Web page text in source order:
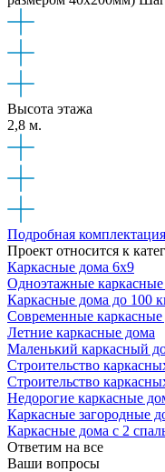
Высота этажа
2,8 м.
Подробная
Проект относится к
Каркасные дома 6х9
Одноэтажные каркасные
Каркасные дома до 100
Современные каркасные
Летние каркасные дома
Маленький каркасный
Строительство
Строительство
Недорогие каркасные
Каркасные загородные
Каркасные дома с 2
Ответим на все
Ваши вопросы